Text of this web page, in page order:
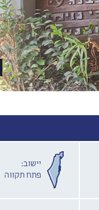
יישוב:
פתח תקווה